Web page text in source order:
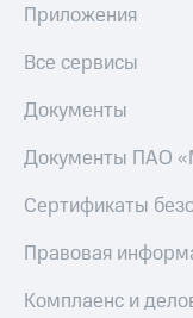
Приложения
Все сервисы
Документы
Документы ПАО
Сертификаты
Правовая
Комплаенс и